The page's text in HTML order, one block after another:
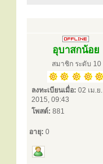
อุบาสกน้อย
สมาชิก ระดับ 10
ลงทะเบียนเมื่อ: 02 เม.ย.
2015, 09:43
โพสต์: 881
อายุ: 0